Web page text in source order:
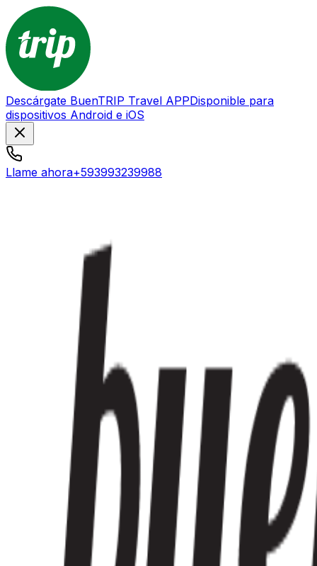
Descárgate BuenTRIP Travel APPDisponible para
dispositivos Android e iOS
Llame ahora+593993239988